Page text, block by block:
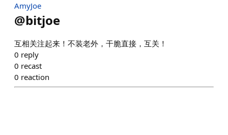
AmyJoe
@bitjoe
互相关注起来！不装老外，干脆直接，互关！
0 reply
0 recast
0 reaction